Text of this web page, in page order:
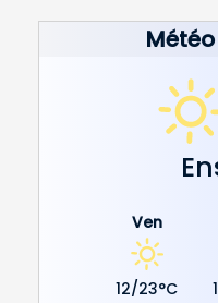
Ven
12/23°C